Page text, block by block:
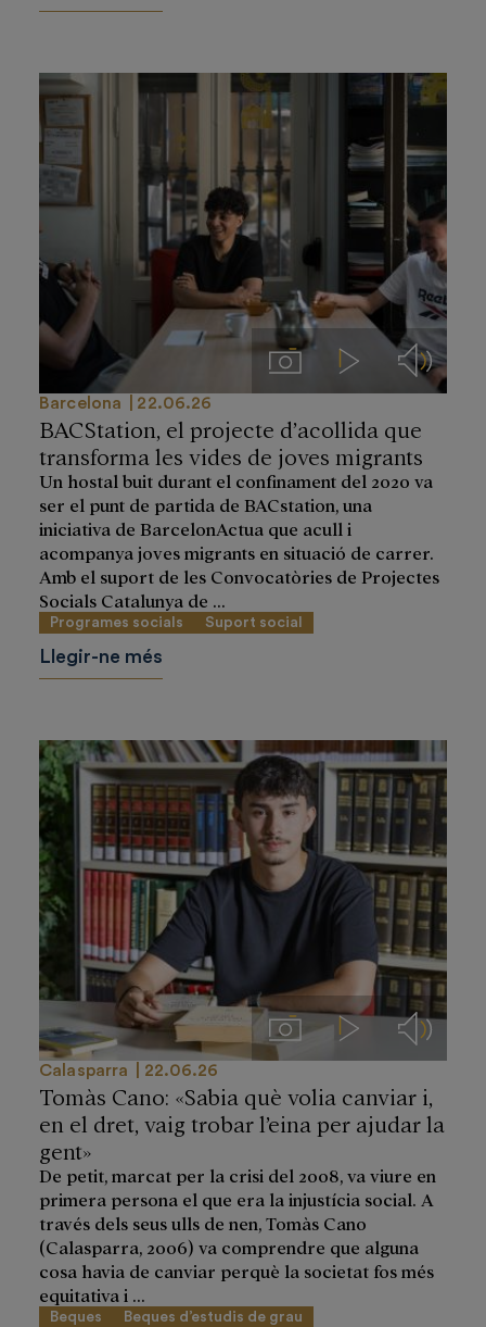
ImágenesVideos Audios
Barcelona 22.06.26
BACStation, el projecte d’acollida que
transforma les vides de joves migrants
Un hostal buit durant el confinament del 2020 va
ser el punt de partida de BACstation, una
iniciativa de BarcelonActua que acull i
acompanya joves migrants en situació de carrer.
Amb el suport de les Convocatòries de Projectes
Socials Catalunya de ...
Programes socials Suport social
Llegir-ne més
ImágenesVideos Audios
Calasparra 22.06.26
Tomàs Cano: «Sabia què volia canviar i,
en el dret, vaig trobar l’eina per ajudar la
gent»
De petit, marcat per la crisi del 2008, va viure en
primera persona el que era la injustícia social. A
través dels seus ulls de nen, Tomàs Cano
(Calasparra, 2006) va comprendre que alguna
cosa havia de canviar perquè la societat fos més
equitativa i ...
Beques Beques d’estudis de grau